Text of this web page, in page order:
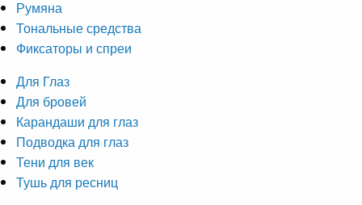
Румяна
Тональные средства
Фиксаторы и спреи
Для Глаз
Для бровей
Карандаши для глаз
Подводка для глаз
Тени для век
Тушь для ресниц